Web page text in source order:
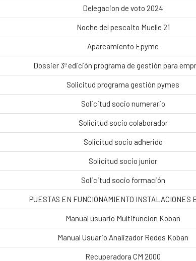
Delegacion de voto 2024
Noche del pescaito Muelle 21
Aparcamiento Epyme
Dossier 3ª edición programa de gestión para
Solicitud programa gestión pymes
Solicitud socio numerario
Solicitud socio colaborador
Solicitud socio adherido
Solicitud socio junior
Solicitud socio formación
PUESTAS EN FUNCIONAMIENTO INSTALACIONES
Manual usuario Multifuncion Koban
Manual Usuario Analizador Redes Koban
Recuperadora CM 2000